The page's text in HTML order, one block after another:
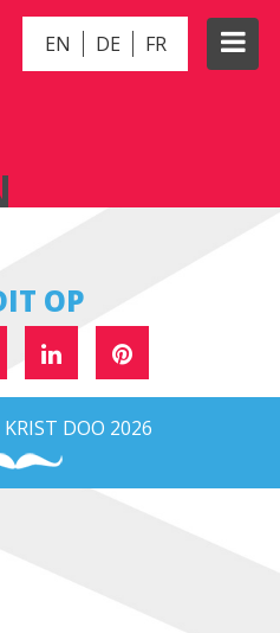
EN DE FR
OP
DOO 2026